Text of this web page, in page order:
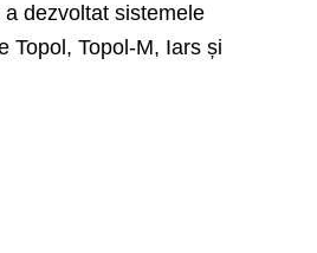
dezvoltat sistemele
Topol, Topol-M, Iars și